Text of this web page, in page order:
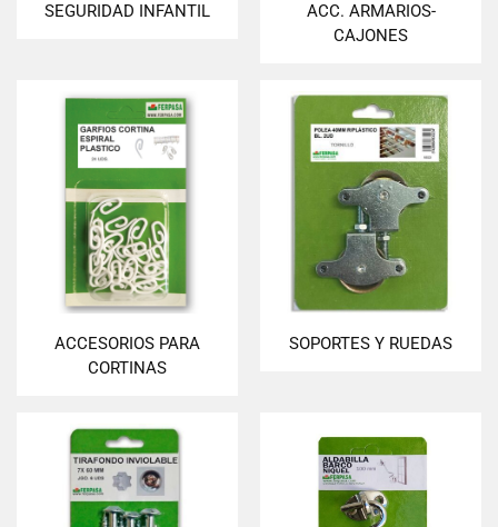
SEGURIDAD INFANTIL
ACC. ARMARIOS-
CAJONES
ACCESORIOS PARA
CORTINAS
SOPORTES Y RUEDAS